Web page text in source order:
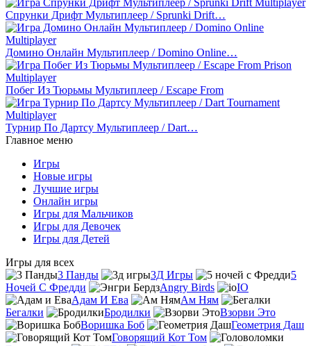
Спрунки Дрифт Мультиплеер / Sprunki Drift…
Домино Онлайн Мультиплеер / Domino Online…
Побег Из Тюрьмы Мультиплеер / Escape From
Турнир По Дартсу Мультиплеер / Dart…
Главное меню
Игры
Новые игры
Лучшие игры
Онлайн игры
Игры для Мальчиков
Игры для Девочек
Игры для Детей
Игры для всех
3 Панды
3Д Игры
5
Ночей С Фредди
Angry Birds
IO
Адам И Ева
Ам Ням
Бегалки
Бродилки
Взорви Это
Воришка Боб
Геометрия Даш
Говорящий Кот Том